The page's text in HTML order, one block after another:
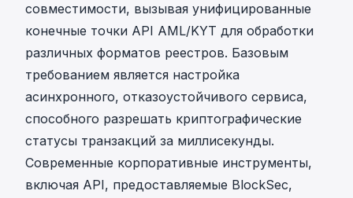
совместимости, вызывая унифицированные
конечные точки API AML/KYT для обработки
различных форматов реестров. Базовым
требованием является настройка
асинхронного, отказоустойчивого сервиса,
способного разрешать криптографические
статусы транзакций за миллисекунды.
Современные корпоративные инструменты,
включая API, предоставляемые BlockSec,